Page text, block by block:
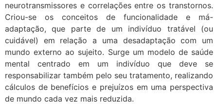
neurotransmissores e correlações entre os transtornos.
Criou-se os conceitos de funcionalidade e má-
adaptação, que parte de um indivíduo tratável (ou
cuidável) em relação a uma desadaptação com um
mundo externo ao sujeito. Surge um modelo de saúde
mental centrado em um indivíduo que deve se
responsabilizar também pelo seu tratamento, realizando
cálculos de benefícios e prejuízos em uma perspectiva
de mundo cada vez mais reduzida.